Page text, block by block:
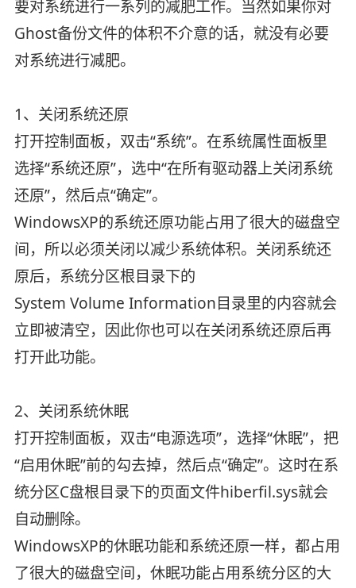
要对系统进行一系列的减肥工作。当然如果你对
Ghost备份文件的体积不介意的话，就没有必要
对系统进行减肥。
1、关闭系统还原
打开控制面板，双击“系统”。在系统属性面板里
选择“系统还原”，选中“在所有驱动器上关闭系统
还原”，然后点“确定”。
WindowsXP的系统还原功能占用了很大的磁盘空
间，所以必须关闭以减少系统体积。关闭系统还
原后，系统分区根目录下的
System Volume Information目录里的内容就会
立即被清空，因此你也可以在关闭系统还原后再
打开此功能。
2、关闭系统休眠
打开控制面板，双击“电源选项”，选择“休眠”，把
“启用休眠”前的勾去掉，然后点“确定”。这时在系
统分区C盘根目录下的页面文件hiberfil.sys就会
自动删除。
WindowsXP的休眠功能和系统还原一样，都占用
了很大的磁盘空间，休眠功能占用系统分区的大